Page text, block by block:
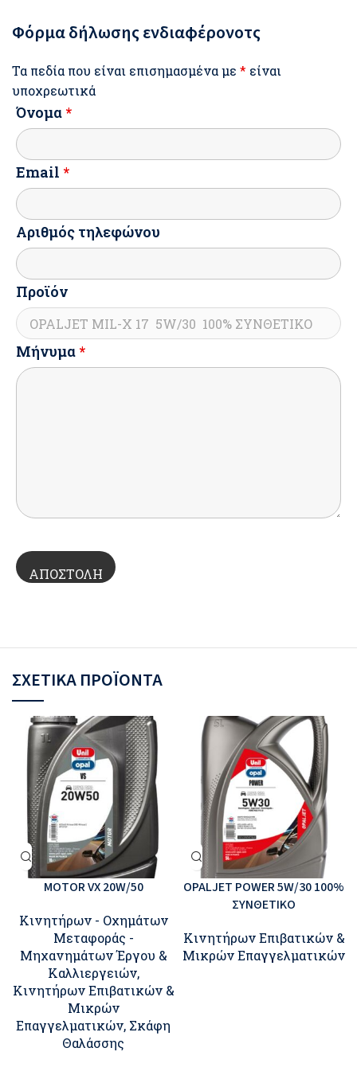
Φόρμα δήλωσης ενδιαφέρονοτς
Τα πεδία που είναι επισημασμένα με * είναι
υποχρεωτικά
Όνομα *
Email *
Αριθμός τηλεφώνου
Προϊόν
Μήνυμα *
ΣΧΕΤΙΚΆ ΠΡΟΪΌΝΤΑ
MOTOR VX 20W/50
Κινητήρων - Οχημάτων
Μεταφοράς -
Μηχανημάτων Έργου &
Καλλιεργειών,
Κινητήρων Επιβατικών &
Μικρών
Επαγγελματικών, Σκάφη
Θαλάσσης
OPALJET POWER 5W/30 100%
ΣΥΝΘΕΤΙΚΟ
Κινητήρων Επιβατικών &
Μικρών Επαγγελματικών